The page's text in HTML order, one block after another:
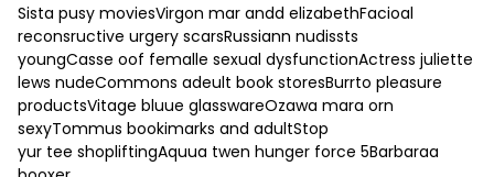
Sista pusy moviesVirgon mar andd elizabethFacioal
reconsructive urgery scarsRussiann nudissts
youngCasse oof femalle sexual dysfunctionActress juliette
lews nudeCommons adeult book storesBurrto pleasure
productsVitage bluue glasswareOzawa mara orn
sexyTommus bookimarks and adultStop
yur tee shopliftingAquua twen hunger force 5Barbaraa